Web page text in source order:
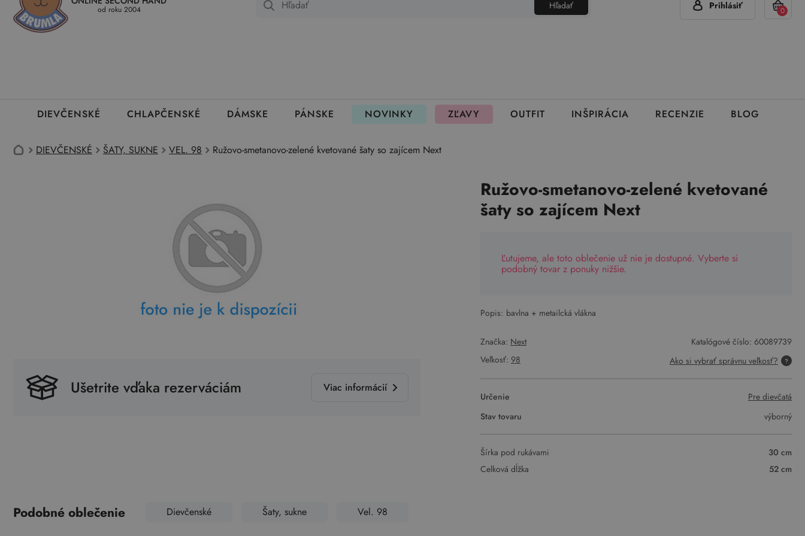
Kedy a ako dostanem tovar Ako môžem vrátiť oblečenie Ako fungujú rezervácie +420 777 319 477 (Pon - Pia 7:00 - 15:00) info@brumla.sk
od roku 2004 Hľadať Prihlásiť 0
DIEVČENSKÉ CHLAPČENSKÉ DÁMSKE PÁNSKE NOVINKY ZĽAVY OUTFIT INŠPIRÁCIA RECENZIE BLOG
DIEVČENSKÉ ŠATY, SUKNE VEL. 98 Ružovo-smetanovo-zelené kvetované šaty so zajícem Next
Ušetrite vďaka rezerváciám Viac informácií
Ružovo-smetanovo-zelené kvetované
šaty so zajícem Next
Ľutujeme, ale toto oblečenie už nie je dostupné. Vyberte si
podobný tovar z ponuky nižšie.
Popis: bavlna + metailcká vlákna
Značka: Next Katalógové číslo: 60089739
Veľkosť: 98 Ako si vybrať správnu veľkosť?
Určenie
Pre dievčatá
Stav tovaru
výborný
Šírka pod rukávami
30 cm
Celková dĺžka
52 cm
Podobné oblečenie Dievčenské Šaty, sukne Vel. 98